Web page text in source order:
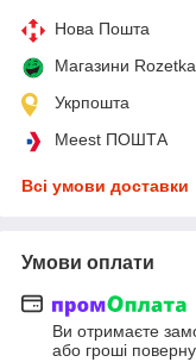
Нова Пошта
Магазини Rozetka
Укрпошта
Meest ПОШТА
Всі умови доставки
Умови оплати
Ви отримаєте
або гроші